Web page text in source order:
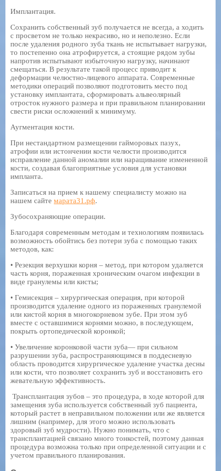
Имплантация.
Сохранить собственный зуб получается не всегда, а ходить
с просветом не только некрасиво, но и неполезно. Если
после удаления родного зуба ткань не испытывает нагрузки,
то постепенно она атрофируется, а стоящие рядом зубы
напротив испытывают избыточную нагрузку, начинают
смещаться. В результате такой процесс приводит к
деформации челюстно-лицевого аппарата. Современные
методики операций позволяют подготовить место под
установку имплантата, сформировать альвеолярный
отросток нужного размера и при правильном планировании
свести риски осложнений к минимуму.
Аугментация кости.
При нестандартном размещении гайморовых пазух,
атрофии или истончении кости челюсти производится
исправление данной аномалии или наращивание измененной
кости, создавая благоприятные условия для установки
импланта.
Записаться на прием к нашему специалисту можно на
нашем сайтемарата31.рф.
Зубосохраняющие операции.
Благодаря современным методам и технологиям появилась
возможность обойтись без потери зуба с помощью таких
методов, как:
• Резекция верхушки корня – метод, при котором удаляется
часть корня, пораженная хроническим очагом инфекции в
виде гранулемы или кисты;
• Гемисекция – хирургическая операция, при которой
производится удаление одного из пораженных гранулемой
или кистой корня в многокорневом зубе. При этом зуб
вместе с оставшимися корнями можно, в последующем,
покрыть ортопедической коронкой;
• Увеличение коронковой части зуба— при сильном
разрушении зуба, распространяющимся в поддесневую
область проводится хирургическое удаление участка десны
или кости, что позволяет сохранить зуб и восстановить его
жевательную эффективность.
Трансплантация зубов – это процедура, в ходе которой для
замещения зуба используется собственный зуб пациента,
который растет в неправильном положении или же является
лишним (например, для этого можно использовать
здоровый зуб мудрости). Нужно понимать, что с
трансплантацией связано много тонкостей, поэтому данная
процедура возможна только при определенной ситуации и с
учетом правильного планирования.